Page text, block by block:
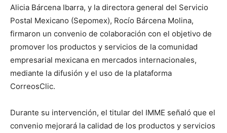
Alicia Bárcena Ibarra, y la directora general del Servicio
Postal Mexicano (Sepomex), Rocío Bárcena Molina,
firmaron un convenio de colaboración con el objetivo de
promover los productos y servicios de la comunidad
empresarial mexicana en mercados internacionales,
mediante la difusión y el uso de la plataforma
CorreosClic.
Durante su intervención, el titular del IMME señaló que el
convenio mejorará la calidad de los productos y servicios